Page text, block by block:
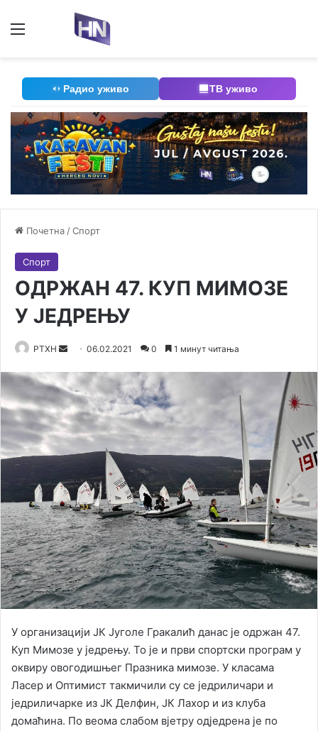
Мени
Радио уживо ТВ уживо
Почетна /Спорт
Спорт
ОДРЖАН 47. КУП МИМОЗЕ
У ЈЕДРЕЊУ
РТХН
Send06.02.2021 0 1 минут читања
У организацији ЈК Југоле Гракалић данас је одржан 47.
Куп Мимозе у једрењу. То је и први спортски програм у
оквиру овогодишњег Празника мимозе. У класама
Ласер и Оптимист такмичили су се једриличари и
једриличарке из ЈК Делфин, ЈК Лахор и из клуба
домаћина. По веома слабом вјетру одједрена је по